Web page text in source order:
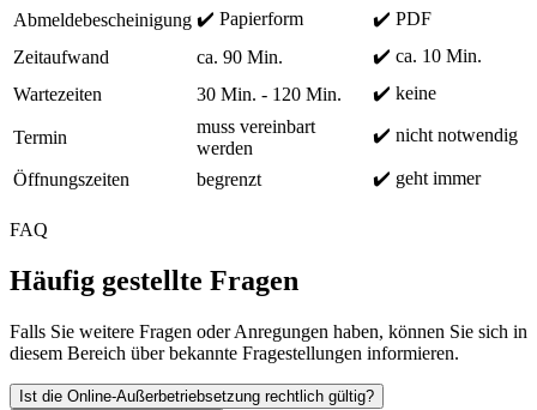
Abmeldebescheinigung ✔️ Papierform
✔️ PDF
Zeitaufwand
ca. 90 Min.
✔️ ca. 10 Min.
Wartezeiten
30 Min. - 120 Min. ✔️ keine
Termin
muss vereinbart
werden
✔️ nicht notwendig
Öffnungszeiten begrenzt ✔️ geht immer
FAQ
Häufig gestellte Fragen
Falls Sie weitere Fragen oder Anregungen haben, können Sie sich in
diesem Bereich über bekannte Fragestellungen informieren.
Ist die Online-Außerbetriebsetzung rechtlich gültig?